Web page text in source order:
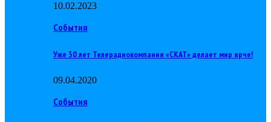
10.02.2023
События
Уже 30 лет Телерадиокомпания «СКАТ» делает мир ярче!
09.04.2020
События